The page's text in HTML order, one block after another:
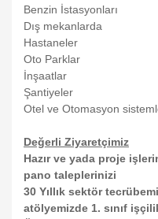
Benzin İstasyonları
Dış mekanlarda
Hastaneler
Oto Parklar
İnşaatlar
Şantiyeler
Otel ve Otomasyon
Değerli Ziyaretçimiz
Hazır ve yada proje
pano taleplerinizi
30 Yıllık sektör
atölyemizde 1. sınıf